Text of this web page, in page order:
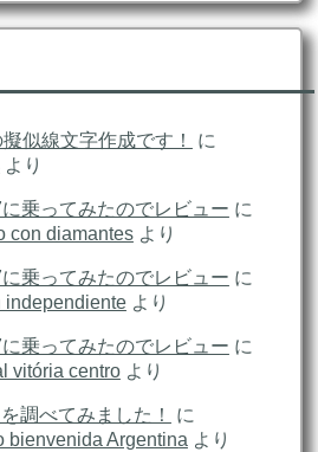
似線文字作成です！
に
より
乗ってみたのでレビュー に
con diamantesより
乗ってみたのでレビュー に
independienteより
乗ってみたのでレビュー に
vitória centroより
調べてみました！
に
bienvenida Argentina より